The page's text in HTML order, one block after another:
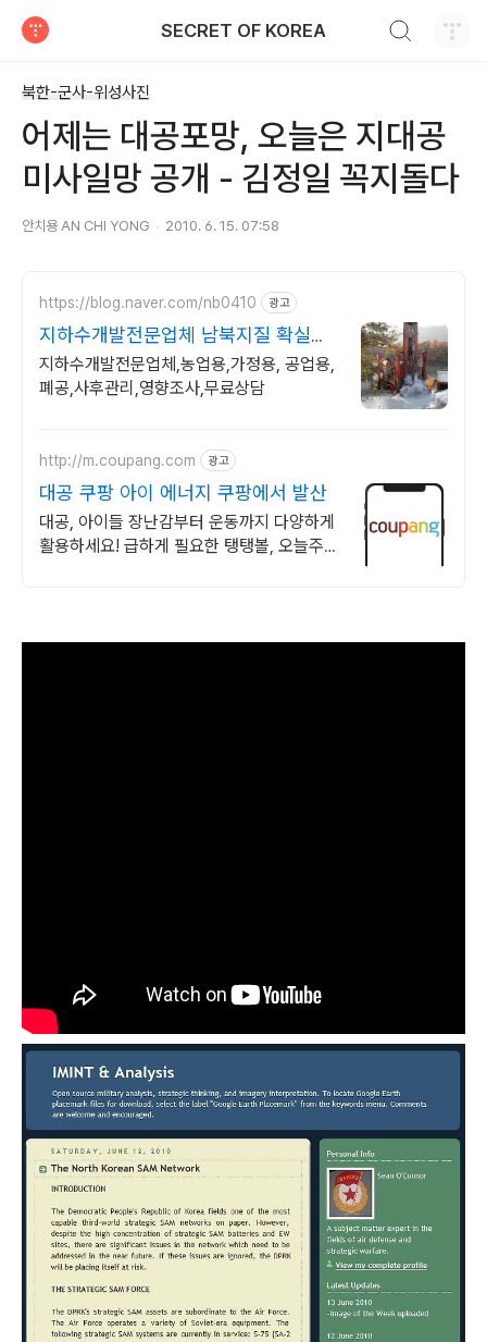
SECRET OF KOREA
북한-군사-위성사진
어제는 대공포망, 오늘은 지대공
미사일망 공개 - 김정일 꼭지돌다
안치용 AN CHI YONG 2010. 6. 15. 07:58
https://blog.naver.com/nb0410 광고
지하수개발전문업체 남북지질 확실한
AS 및 책임시공
지하수개발전문업체,농업용,가정용, 공업용,
폐공,사후관리,영향조사,무료상담
http://m.coupang.com 광고
대공 쿠팡 아이 에너지 쿠팡에서 발산
대공, 아이들 장난감부터 운동까지 다양하게
활용하세요! 급하게 필요한 탱탱볼, 오늘주문